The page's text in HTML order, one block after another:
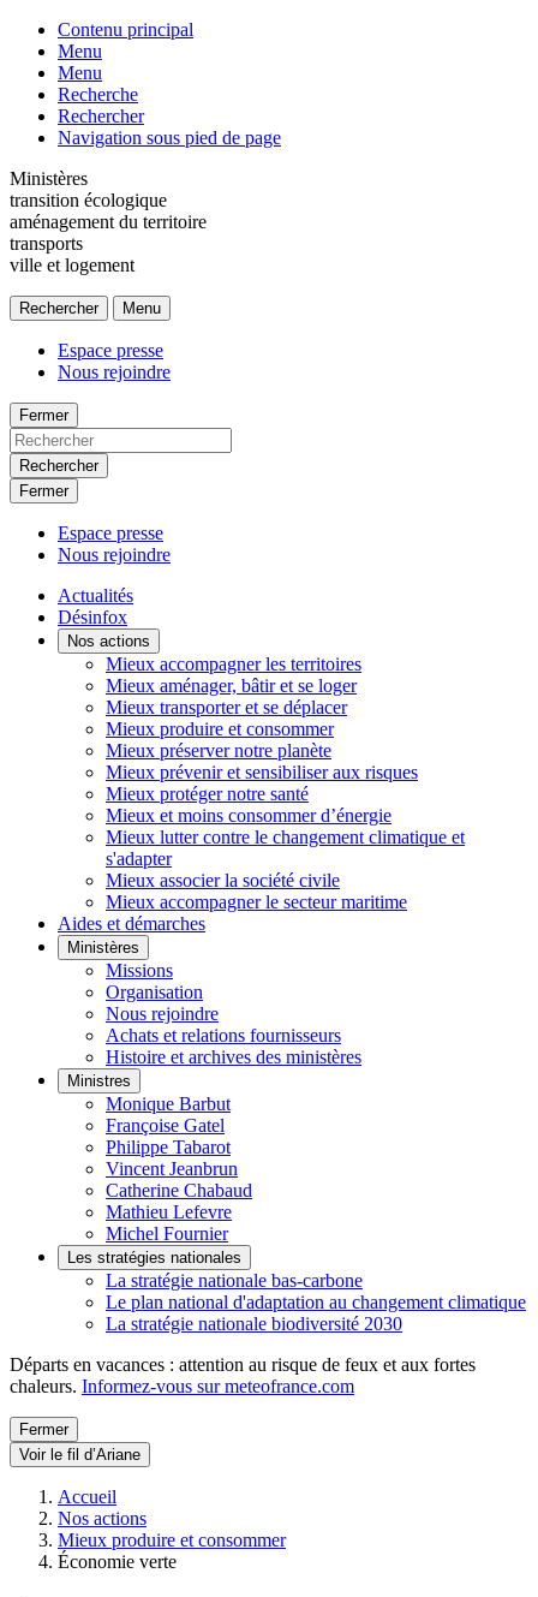
Contenu principal
Menu
Menu
Recherche
Rechercher
Navigation sous pied de page
Ministères
transition écologique
aménagement du territoire
transports
ville et logement
Rechercher Menu
Espace presse
Nous rejoindre
Fermer
Rechercher
Fermer
Espace presse
Nous rejoindre
Actualités
Désinfox
Nos actions
Mieux accompagner les territoires
Mieux aménager, bâtir et se loger
Mieux transporter et se déplacer
Mieux produire et consommer
Mieux préserver notre planète
Mieux prévenir et sensibiliser aux risques
Mieux protéger notre santé
Mieux et moins consommer d’énergie
Mieux lutter contre le changement climatique et
s'adapter
Mieux associer la société civile
Mieux accompagner le secteur maritime
Aides et démarches
Ministères
Missions
Organisation
Nous rejoindre
Achats et relations fournisseurs
Histoire et archives des ministères
Ministres
Monique Barbut
Françoise Gatel
Philippe Tabarot
Vincent Jeanbrun
Catherine Chabaud
Mathieu Lefevre
Michel Fournier
Les stratégies nationales
La stratégie nationale bas-carbone
Le plan national d'adaptation au changement climatique
La stratégie nationale biodiversité 2030
Départs en vacances : attention au risque de feux et aux fortes
chaleurs. Informez-vous sur meteofrance.com
Fermer
Voir le fil d’Ariane
Accueil
Nos actions
Mieux produire et consommer
Économie verte